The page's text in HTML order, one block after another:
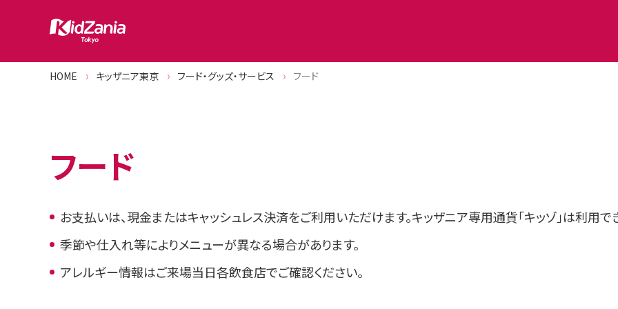
HOME キッザニア東京 フード・グッズ・サービス フード
フード
お支払いは、現金またはキャッシュレス決済をご利用いただけます。キッザニア専用通貨「キッゾ」は利用で
季節や仕入れ等によりメニューが異なる場合があります。
アレルギー情報はご来場当日各飲食店でご確認ください。